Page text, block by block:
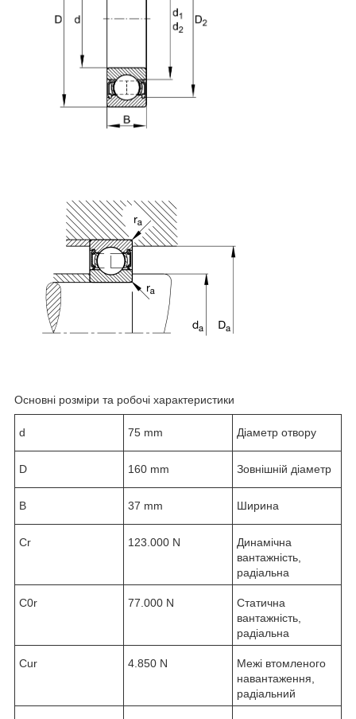
Основні розміри та робочі характеристики
d 75 mm Діаметр отвору
D 160 mm Зовнішній діаметр
B 37 mm Ширина
Cr 123.000 N
Динамічна
вантажність,
радіальна
C0r 77.000 N
Статична
вантажність,
радіальна
Cur 4.850 N
Межі втомленого
навантаження,
радіальний